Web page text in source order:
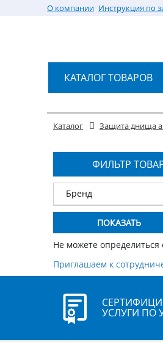
О компании Инструкция по
КАТАЛОГ ТОВАРОВ
Каталог Защита днища
ФИЛЬТР
Бренд
Не можете
Приглашаем к
УСЛУГИ ПО